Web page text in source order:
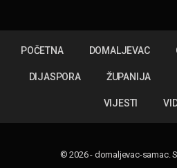
POČETNA DOMALJEVAC
DIJASPORA ŽUPANIJA
VIJESTI
© 2026 - domaljevac-samac.